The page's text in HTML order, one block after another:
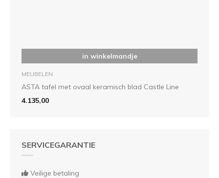
in winkelmandje
MEUBELEN
ASTA tafel met ovaal keramisch blad Castle Line
4.135,00
SERVICEGARANTIE
Veilige betaling